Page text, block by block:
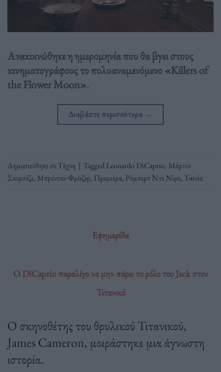
Ανακοινώθηκε η ημερομηνία που θα βγει στους
κινηματογράφους το πολυαναμενόμενο «Killers of
the Flower Moon».
Διαβάστε περισσότερα →
Δημοσιεύθηκε σεΤέχνη | TaggedLeonardo DiCaprio, Μάρτιν
Σκορσέζε, Μπρένταν Φρέιζερ, Πρεμιέρα, Ρόμπερτ Ντε Νίρο, Ταινία
Εφημερίδα
Ο DiCaprio παραλίγο να μην πάρει το ρόλο του Jack στον
Τιτανικό
Ο σκηνοθέτης του θρυλικού Τιτανικού,
James Cameron, μοιράστηκε μια άγνωστη
ιστορία.